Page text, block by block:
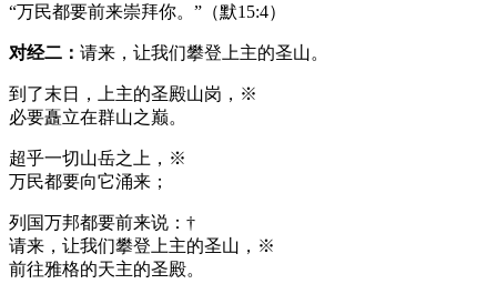
“万民都要前来崇拜你。”（默15:4）
对经二： 请来，让我们攀登上主的圣山。
到了末日，上主的圣殿山岗，※
必要矗立在群山之巅。
超乎一切山岳之上，※
万民都要向它涌来；
列国万邦都要前来说：†
请来，让我们攀登上主的圣山，※
前往雅格的天主的圣殿。